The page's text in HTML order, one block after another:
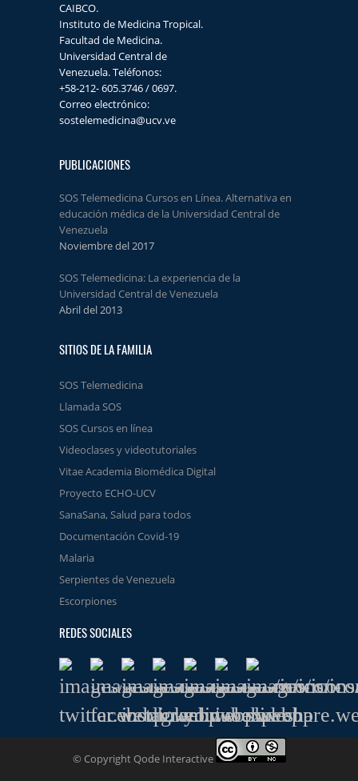
CAIBCO.
Instituto de Medicina Tropical.
Facultad de Medicina.
Universidad Central de
Venezuela. Teléfonos:
+58-212- 605.3746 / 0697.
Correo electrónico:
sostelemedicina@ucv.ve
PUBLICACIONES
SOS Telemedicina Cursos en Línea. Alternativa en
educación médica de la Universidad Central de
Venezuela
Noviembre del 2017
SOS Telemedicina: La experiencia de la
Universidad Central de Venezuela
Abril del 2013
SITIOS DE LA FAMILIA
SOS Telemedicina
Llamada SOS
SOS Cursos en línea
Videoclases y videotutoriales
Vitae Academia Biomédica Digital
Proyecto ECHO-UCV
SanaSana, Salud para todos
Documentación Covid-19
Malaria
Serpientes de Venezuela
Escorpiones
REDES SOCIALES
© Copyright Qode Interactive